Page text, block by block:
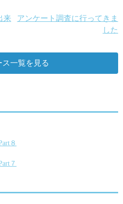
来
アンケート調査に行ってきま
した
ス一覧を見る
８
７